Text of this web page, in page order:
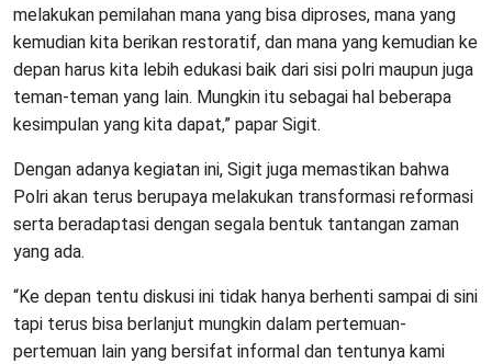
melakukan pemilahan mana yang bisa diproses, mana yang
kemudian kita berikan restoratif, dan mana yang kemudian ke
depan harus kita lebih edukasi baik dari sisi polri maupun juga
teman-teman yang lain. Mungkin itu sebagai hal beberapa
kesimpulan yang kita dapat,” papar Sigit.
Dengan adanya kegiatan ini, Sigit juga memastikan bahwa
Polri akan terus berupaya melakukan transformasi reformasi
serta beradaptasi dengan segala bentuk tantangan zaman
yang ada.
“Ke depan tentu diskusi ini tidak hanya berhenti sampai di sini
tapi terus bisa berlanjut mungkin dalam pertemuan-
pertemuan lain yang bersifat informal dan tentunya kami